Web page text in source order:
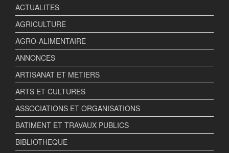
ACTUALITES
AGRICULTURE
AGRO-ALIMENTAIRE
ANNONCES
ARTISANAT ET METIERS
ARTS ET CULTURES
ASSOCIATIONS ET ORGANISATIONS
BATIMENT ET TRAVAUX PUBLICS
BIBLIOTHEQUE